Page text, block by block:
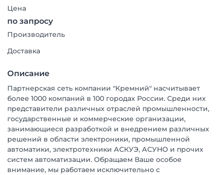
Цена
по запросу
Производитель
Доставка
Описание
Партнерская сеть компании "Кремний" насчитывает
более 1000 компаний в 100 городах России. Среди них
представители различных отраслей промышленности,
государственные и коммерческие организации,
занимающиеся разработкой и внедрением различных
решений в области электроники, промышленной
автоматики, электротехники АСКУЭ, АСУНО и прочих
систем автоматизации. Обращаем Ваше особое
внимание, мы работаем исключительно с